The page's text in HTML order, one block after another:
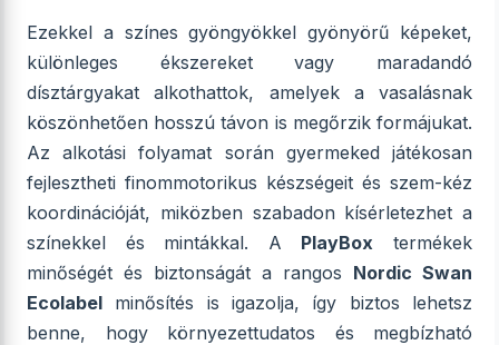
Ezekkel a színes gyöngyökkel gyönyörű képeket,
különleges ékszereket vagy maradandó
dísztárgyakat alkothattok, amelyek a vasalásnak
köszönhetően hosszú távon is megőrzik formájukat.
Az alkotási folyamat során gyermeked játékosan
fejlesztheti finommotorikus készségeit és szem-kéz
koordinációját, miközben szabadon kísérletezhet a
színekkel és mintákkal. A PlayBox termékek
minőségét és biztonságát a rangos Nordic Swan
Ecolabel minősítés is igazolja, így biztos lehetsz
benne, hogy környezettudatos és megbízható